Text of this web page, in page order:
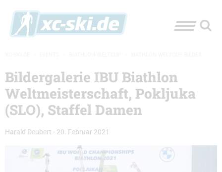
Bildergalerie IBU Biathlon
Weltmeisterschaft, Pokljuka
(SLO), Staffel Damen
Harald Deubert - 20. Februar 2021